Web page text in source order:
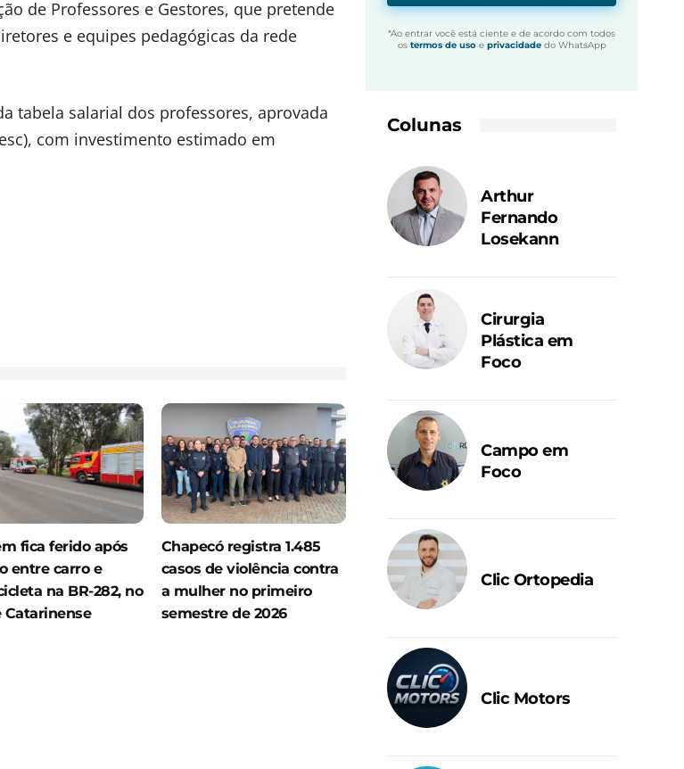
de Professores e Gestores, que pretende
e equipes pedagógicas da rede
tabela salarial dos professores, aprovada
com investimento estimado em
fica ferido após
entre carro e
na BR-282, no
Catarinense
Chapecó registra 1.485
casos de violência contra
a mulher no primeiro
semestre de 2026
*Ao entrar você está ciente e de acordo com todos
os termos de usoe privacidadedo WhatsApp
Colunas
Arthur
Fernando
Losekann
Cirurgia
Plástica em
Foco
Campo em
Foco
Clic Ortopedia
Clic Motors